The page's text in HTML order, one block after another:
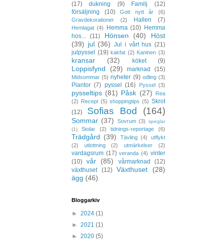
(17)
dukning (9) Familj
(12)
försäljning
(10) Gott nytt år
(6)
Gravdekorationer
(2) Hallen (7)
Hemlagat (4) Hemma (10) Hemma
hos...
(11) Hönsen (40)
Höst
(39) jul (36) Jul i vårt hus (21)
julpyssel
(19) kakfat (2) Kaninen (3)
kransar (32) köket (9)
Loppisfynd (29) marknad (15)
Midsommar (5) nyheter (9) odling (3)
Plantor (7) pyssel (16) Pyssel (3)
pysseltips (81) Påsk (27)
Rea
(2) Recept (5) shoppingtips (5) Skrot
(12)
Sofias Bod (164)
Sommar (37) Sovrum (3)
speglar
(1)
Stolar (2) tidnings-reportage (6)
Trädgård (39) Tävling (4)
utflykt
(2)
utlottning (2) utmärkelser (2)
vardagsrum (17) veranda (4) vinter
(10) vår (85) vårmarknad
(12)
växthuset
(12) Växthuset
(28)
ägg (46)
Bloggarkiv
► 2024 (1)
► 2021 (1)
► 2020 (5)